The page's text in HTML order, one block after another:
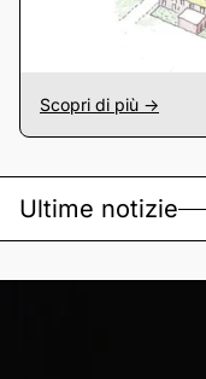
Scopri di più ->
Ultime notizie